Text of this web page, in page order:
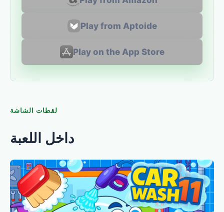
Play from Aptoide
Play on the App Store
لقطات الشاشة
داخل اللعبة